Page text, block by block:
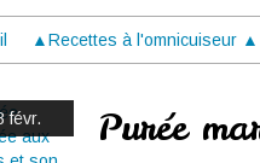
▲Recettes à l'omnicuiseur ▲
févr.
Purée